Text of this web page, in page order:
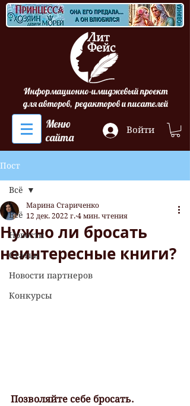
Информационно-имиджевый проект
для авторов, редакторов и писателей
Меню
сайта
Войти
Пост
Всё
Новости
Статьи
Новости партнеров
Конкурсы
Всё
Нужно ли бросать
неинтересные книги?
Марина Стариченко
12 дек. 2022 г. 4 мин. чтения
Позволяйте себе бросать.